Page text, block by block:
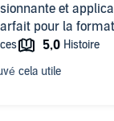
et
pour la